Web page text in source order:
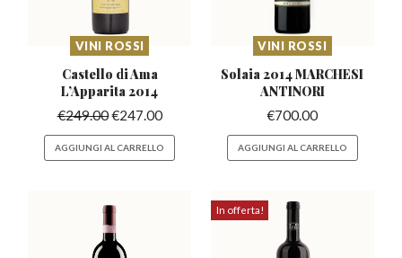
VINI ROSSI
Castello di Ama
L’Apparita 2014
€249.00€247.00
AGGIUNGI AL CARRELLO
VINI ROSSI
Solaia 2014 MARCHESI
ANTINORI
€700.00
AGGIUNGI AL CARRELLO
In offerta!